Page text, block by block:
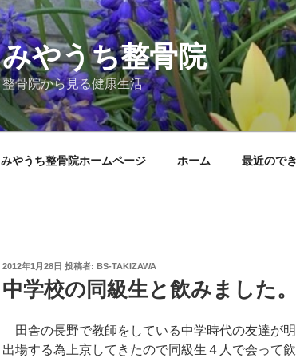
みやうち整骨院
整骨院から見る健康生活
みやうち整骨院ホームページ ホーム 最近ので
投
日:
2012年1月28日 投稿者: BS-TAKIZAWA
中学校の同級生と飲みました。
田舎の長野で教師をしている中学時代の友達が
出場する為上京してきたので同級生４人で会って飲